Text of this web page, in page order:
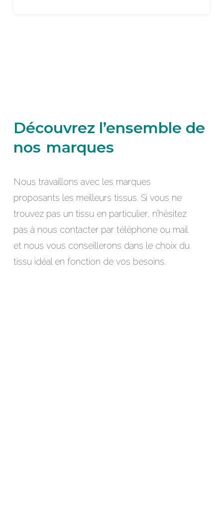
Découvrez l’ensemble de
nos marques
Nous travaillons avec les marques
proposants les meilleurs tissus. Si vous ne
trouvez pas un tissu en particulier, n’hésitez
pas à nous contacter par téléphone ou mail
et nous vous conseillerons dans le choix du
tissu idéal en fonction de vos besoins.